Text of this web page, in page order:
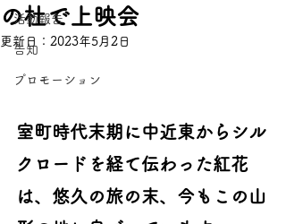
活動報告
告知
プロモーション
の杜で上映会
更新日： 2023年5月2日
室町時代末期に中近東からシル
クロードを経て伝わった紅花
は、悠久の旅の末、今もこの山